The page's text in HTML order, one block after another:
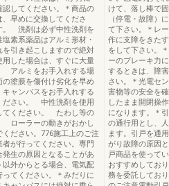
してください。＊商品の
早めに交換してくださ
。 ‌洗剤は必ず中性洗剤を
素系薬品はアルミ形材・
引き起こしますので絶対
した場合は、すぐに大量
アルミをお手入れする場
塗膜を傷付け劣化を早め
ャンバスをお手入れする
ださい。 中性洗剤を使用
てください。 たわし等の
ローラーの動きがおかし
ださい。776施工上のご注
が行ってください。専門
生の原因となることがあ
外からとる場合、電気配
てください。＊‌みだりに
けて、落し棒で
（停電・故障）
て下さい。＊レ
作に支障をきた
をして下さい。
ーのブレーキ力
するときは、障
さい。＊光電セ
害物等の安全を
したまま開閉操
になります。＊
の通行用とし、
ます。引戸を通
がり故障の原因
戸商品を使って
おすすめしてお
務を委託してお